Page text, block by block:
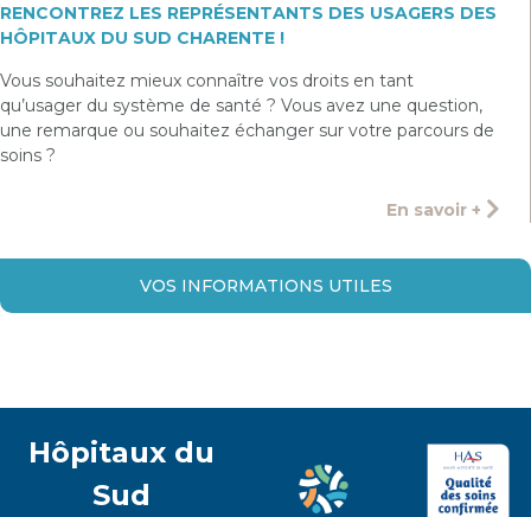
RENCONTREZ LES REPRÉSENTANTS DES USAGERS DES
HÔPITAUX DU SUD CHARENTE !
Vous souhaitez mieux connaître vos droits en tant
qu’usager du système de santé ? Vous avez une question,
une remarque ou souhaitez échanger sur votre parcours de
soins ?
En savoir +
VOS INFORMATIONS UTILES
Hôpitaux du
Sud